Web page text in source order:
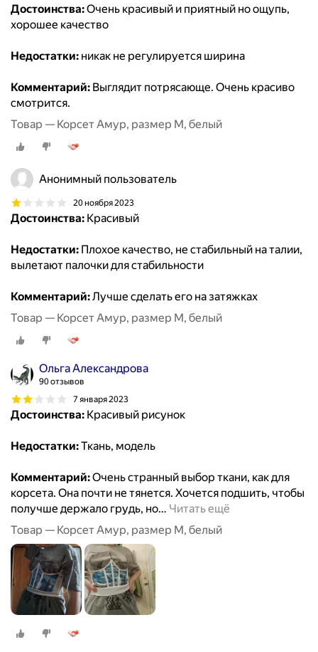
Достоинства:Очень красивый и приятный но ощупь,
хорошее качество
Недостатки: никак не регулируется ширина
Комментарий: Выглядит потрясающе. Очень красиво
смотрится.
Товар — Корсет Амур, размер M, белый
Анонимный пользователь
20 ноября 2023
Достоинства: Красивый
Недостатки: Плохое качество, не стабильный на талии,
вылетают палочки для стабильности
Комментарий:Лучше сделать его на затяжках
Товар — Корсет Амур, размер M, белый
Ольга Александрова
90 отзывов
7 января 2023
Достоинства: Красивый рисунок
Недостатки:Ткань, модель
Комментарий:Очень странный выбор ткани, как для
корсета. Она почти не тянется. Хочется подшить, чтобы
получше держало грудь, но… Читать ещё
Товар — Корсет Амур, размер M, белый